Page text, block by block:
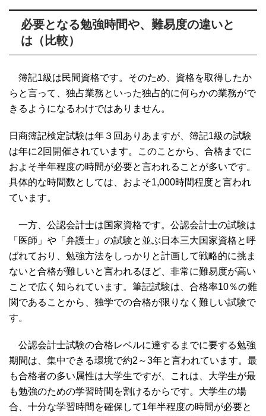
必要となる勉強時間や、難易度の違いと
は（比較）
簿記1級は民間資格です。そのため、資格を取得したか
らと言って、独占業務といった独占的に何らかの業務がで
きるようになるわけではありません。
日商簿記検定試験は年３回ありあますが、簿記1級の試験
は年に2回開催されています。このことから、合格までに
およそ半年程度の時間が必要と言われることが多いです。
具体的な時間数としては、およそ1,000時間程度と言われ
ています。
一方、公認会計士は国家資格です。公認会計士の試験は
「医師」や「弁護士」の試験と並ぶ日本三大国家資格と呼
ばれており、勉強方法をしっかりと計画して戦略的に挑ま
ないと合格が難しいと言われるほど、非常に難易度が高い
ことで広く知られています。筆記試験は、合格率10％の難
関であることから、独学での合格が限りなく難しい試験で
す。
公認会計士試験の合格レベルに達するまでに要する勉強
期間は、集中できる環境で約2～3年と言われています。最
も合格者の多い属性は大学生ですが、これは、大学生が最
も勉強のための学習時間を割けるからです。大学生の場
合、十分な学習時間を確保して1年半程度の時間が必要と